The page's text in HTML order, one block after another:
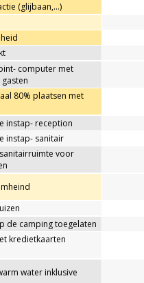
(glijbaan,…)
computer met
80% plaatsen met
instap- reception
instap- sanitair
voor
de camping toegelaten
kredietkaarten
water inklusive